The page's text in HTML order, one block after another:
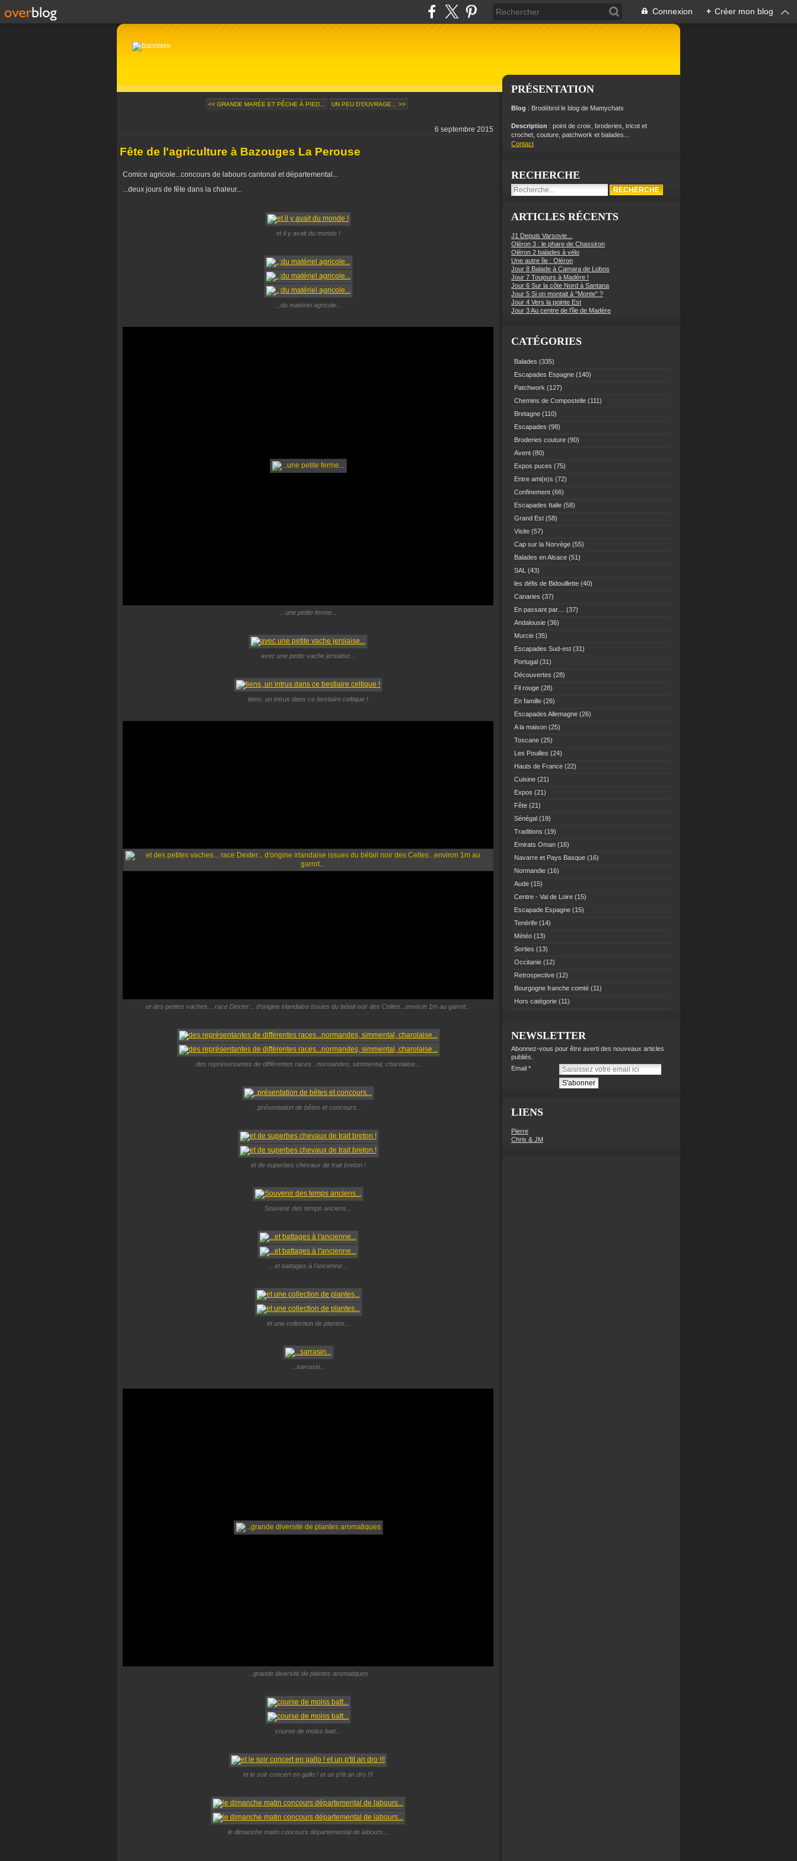
Connexion + Créer mon blog
<< GRANDE MARÉE ET PÊCHE À PIED... UN PEU D'OUVRAGE... >>
6 septembre 2015
Fête de l'agriculture à Bazouges La Perouse
Comice agricole...concours de labours cantonal et départemental...
...deux jours de fête dans la chaleur...
et il y avait du monde !
..;du matériel agricole...
...une petite ferme...
avec une petite vache jersiaise...
tiens, un intrus dans ce bestiaire celtique !
et des petites vaches... race Dexter... d'origine irlandaise issues du bétail noir des Celtes...environ 1m au garrot...
des représentantes de différentes races...normandes, simmental, charolaise...
..présentation de bêtes et concours...
et de superbes chevaux de trait breton !
Souvenir des temps anciens...
...et battages à l'ancienne...
et une collection de plantes...
...sarrasin...
...grande diversité de plantes aromatiques
course de moiss batt...
et le soir concert en gallo ! et un p'tit an dro !!!
le dimanche matin concours départemental de labours...
PRÉSENTATION
Blog : Brodébrol le blog de Mamychats
Description : point de croix, broderies, tricot et
crochet, couture, patchwork et balades...
Contact
RECHERCHE
ARTICLES RÉCENTS
J1 Depuis Varsovie...
Oléron 3 : le phare de Chassiron
Oléron 2 balades à vélo
Une autre île : Oléron
Jour 8 Balade à Camara de Lobos
Jour 7 Toujours à Madère !
Jour 6 Sur la côte Nord à Santana
Jour 5 Si on montait à "Monte" ?
Jour 4 Vers la pointe Est
Jour 3 Au centre de l'île de Madère
CATÉGORIES
Balades (335)
Escapades Espagne (140)
Patchwork (127)
Chemins de Compostelle (111)
Bretagne (110)
Escapades (98)
Broderies couture (90)
Avent (80)
Expos puces (75)
Entre ami(e)s (72)
Confinement (66)
Escapades Italie (58)
Grand Est (58)
Visite (57)
Cap sur la Norvège (55)
Balades en Alsace (51)
SAL (43)
les défis de Bidouillette (40)
Canaries (37)
En passant par....
(37)
Andalousie (36)
Murcie (35)
Escapades Sud-est (31)
Portugal (31)
Découvertes (28)
Fil rouge (28)
En famille (26)
Escapades Allemagne (26)
A la maison (25)
Toscane (25)
Les Pouilles (24)
Hauts de France (22)
Cuisine (21)
Expos (21)
Fête (21)
Sénégal (19)
Traditions (19)
Emirats Oman (16)
Navarre et Pays Basque (16)
Normandie (16)
Aude (15)
Centre - Val de Loire (15)
Escapade Espagne (15)
Tenérife (14)
Météo (13)
Sorties (13)
Occitanie (12)
Retrospective (12)
Bourgogne franche comté (11)
Hors catégorie (11)
NEWSLETTER
Abonnez-vous pour être averti des nouveaux articles
publiés.
Email
LIENS
Pierre
Chris & JM